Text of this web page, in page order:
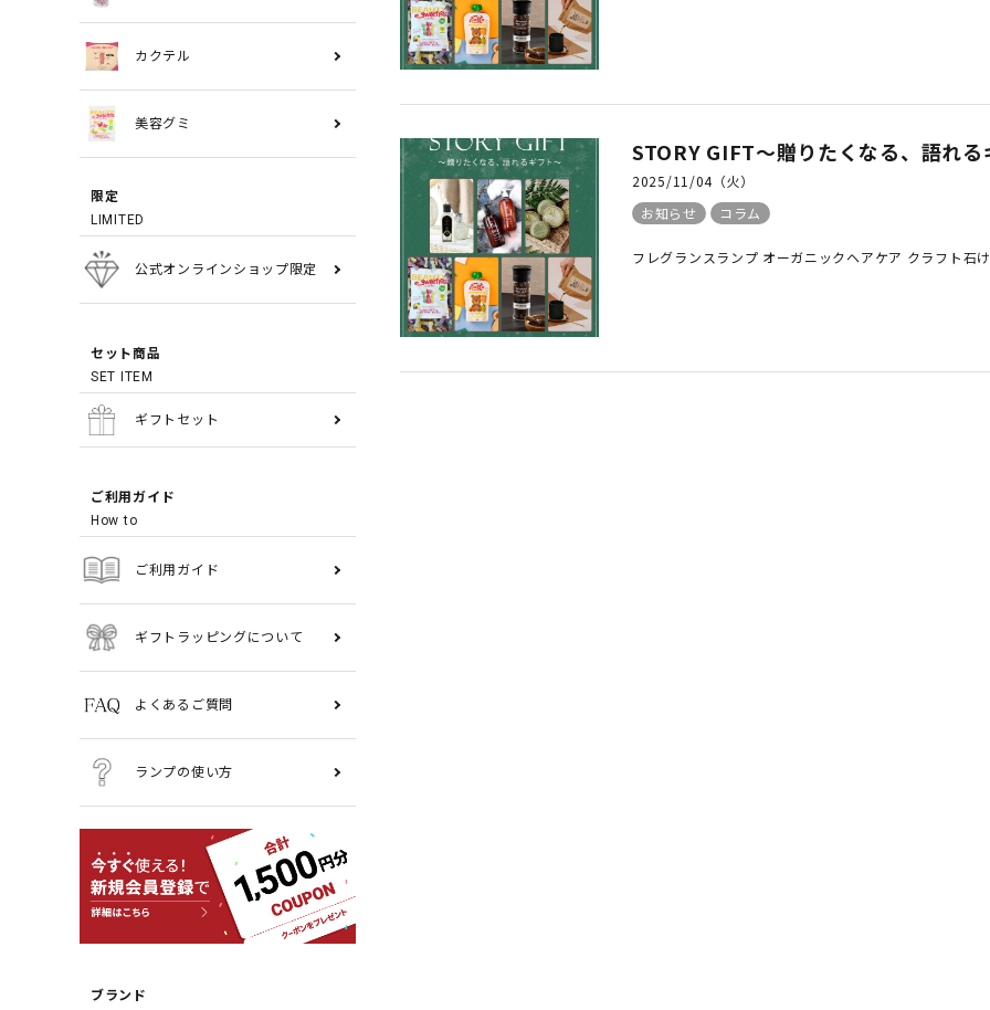
STORY GIFT～贈りたくなる、語れる
2025/11/04（火）
お知らせ
コラム
フレグランスランプ オーガニックヘアケア クラフト石
カクテル
美容グミ
限定
LIMITED
公式オンラインショップ限定
セット商品
SET ITEM
ギフトセット
ご利用ガイド
How to
ご利用ガイド
ギフトラッピングについて
よくあるご質問
ランプの使い方
ブランド